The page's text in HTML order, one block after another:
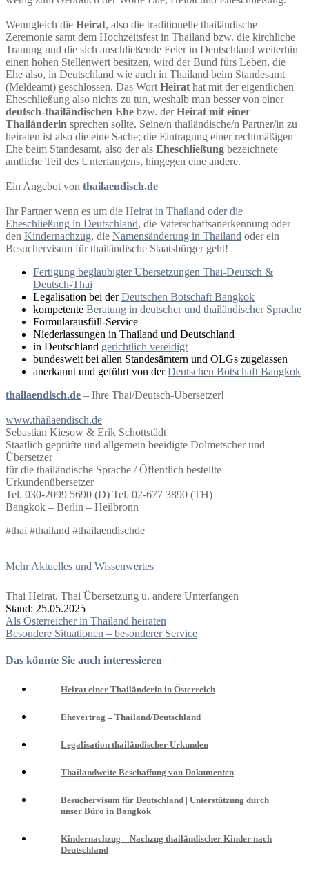
Wenngleich die Heirat, also die traditionelle thailändische
Zeremonie samt dem Hochzeitsfest in Thailand bzw. die kirchliche
Trauung und die sich anschließende Feier in Deutschland weiterhin
einen hohen Stellenwert besitzen, wird der Bund fürs Leben, die
Ehe also, in Deutschland wie auch in Thailand beim Standesamt
(Meldeamt) geschlossen. Das Wort Heirat hat mit der eigentlichen
Eheschließung also nichts zu tun, weshalb man besser von einer
deutsch-thailändischen Ehe bzw. derHeirat mit einer
Thailänderin sprechen sollte. Seine/n thailändische/n Partner/in zu
heiraten ist also die eine Sache; die Eintragung einer rechtmäßigen
Ehe beim Standesamt, also der als Eheschließung bezeichnete
amtliche Teil des Unterfangens, hingegen eine andere.
Ein Angebot von thailaendisch.de
Ihr Partner wenn es um die Heirat in Thailand oder die
Eheschließung in Deutschland, die Vaterschaftsanerkennung oder
den Kindernachzug, die Namensänderung in Thailand oder ein
Besuchervisum für thailändische Staatsbürger geht!
Fertigung beglaubigter Übersetzungen Thai-Deutsch &
Deutsch-Thai
Legalisation bei derDeutschen Botschaft Bangkok
kompetente Beratung in deutscher und thailändischer Sprache
Formularausfüll-Service
Niederlassungen in Thailand und Deutschland
in Deutschland gerichtlich vereidigt
bundesweit bei allen Standesämtern und OLGs zugelassen
anerkannt und geführt von derDeutschen Botschaft Bangkok
thailaendisch.de – Ihre Thai/Deutsch-Übersetzer!
www.thailaendisch.de
Sebastian Kiesow & Erik Schottstädt
Staatlich geprüfte und allgemein beeidigte Dolmetscher und
Übersetzer
für die thailändische Sprache / Öffentlich bestellte
Urkundenübersetzer
Tel. 030-2099 5690 (D) Tel. 02-677 3890 (TH)
Bangkok – Berlin – Heilbronn
#thai #thailand #thailaendischde
Mehr Aktuelles und Wissenwertes
Thai Heirat, Thai Übersetzung u. andere Unterfangen
Stand: 25.05.2025
Beitragsnavigation
Als Österreicher in Thailand heiraten
Besondere Situationen – besonderer Service
Das könnte Sie auch interessieren
Heirat einer Thailänderin in Österreich
Ehevertrag – Thailand/Deutschland
Legalisation thailändischer Urkunden
Thailandweite Beschaffung von Dokumenten
Besuchervisum für Deutschland | Unterstützung durch
unser Büro in Bangkok
Kindernachzug – Nachzug thailändischer Kinder nach
Deutschland